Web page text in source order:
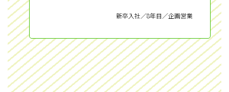
新卒入社／8年目／企画営業